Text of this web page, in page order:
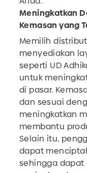
Meningkatkan
Kemasan yang
Memilih
menyediakan
seperti UD
untuk
di pasar.
dan sesuai
meningkatkan
membantu
Selain itu,
dapat
sehingga dapat